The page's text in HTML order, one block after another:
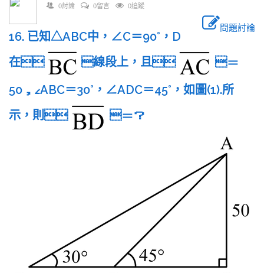
0討論 0留言 0追蹤
問題討論
16. 已知△ABC中，∠C＝90°，D
在
線段上，且
＝
50，∠ABC＝30°，∠ADC＝45°，如圖(1).所
示，則
＝？